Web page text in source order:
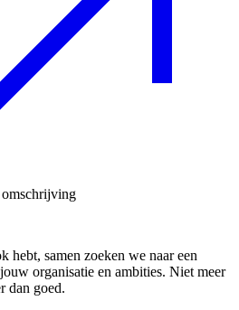
hebt, samen zoeken we naar een
organisatie en ambities. Niet meer
dan goed.